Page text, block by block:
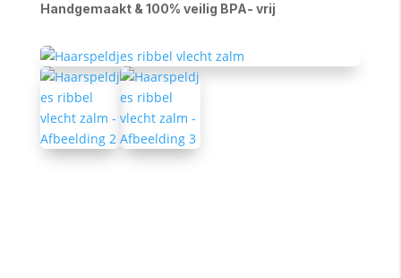
Handgemaakt & 100% veilig BPA- vrij